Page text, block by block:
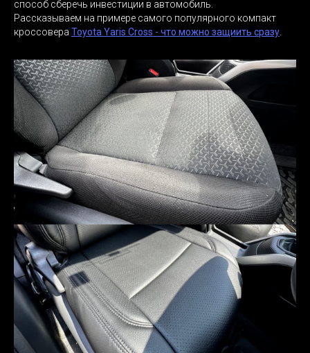
способ сберечь инвестиции в автомобиль.
Рассказываем на примере самого популярного компакт
кроссовера Toyota Yaris Cross - что можно защиить сразу.